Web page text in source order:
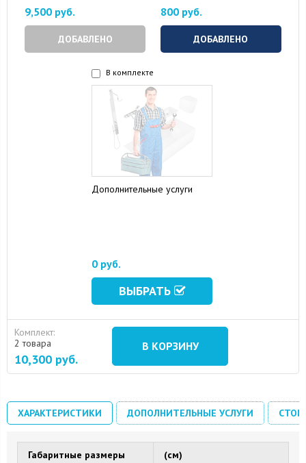
9,500 руб.
ДОБАВЛЕНО
800 руб.
ДОБАВЛЕНО
В комплекте
Дополнительные услуги
0 руб.
ВЫБРАТЬ
Комплект:
2 товара
10,300 руб.
В КОРЗИНУ
ХАРАКТЕРИСТИКИ ДОПОЛНИТЕЛЬНЫЕ УСЛУГИ
Габаритные размеры (см)